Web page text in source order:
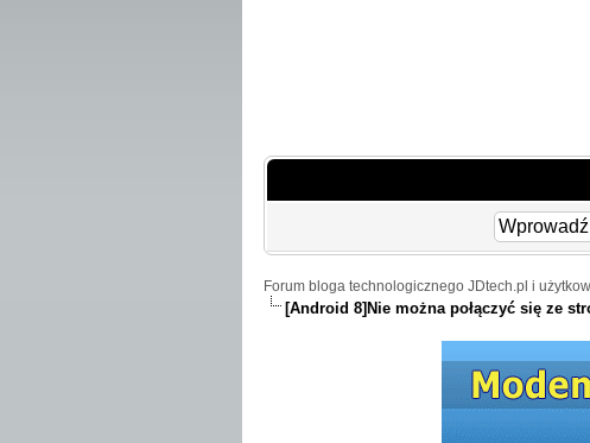
Forum bloga technologicznego JDtech.pl i
[Android 8]Nie można połączyć się ze